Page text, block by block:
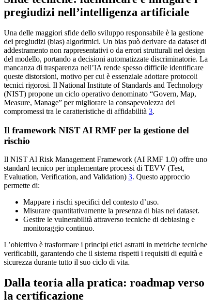
pregiudizi nell’intelligenza artificiale
Una delle maggiori sfide dello sviluppo responsabile è la gestione
dei pregiudizi (bias) algoritmici. Un bias può derivare da dataset di
addestramento non rappresentativi o da errori strutturali nel design
del modello, portando a decisioni automatizzate discriminatorie. La
mancanza di trasparenza nell’IA rende spesso difficile identificare
queste distorsioni, motivo per cui è essenziale adottare protocoli
tecnici rigorosi. Il National Institute of Standards and Technology
(NIST) propone un ciclo operativo denominato “Govern, Map,
Measure, Manage” per migliorare la consapevolezza dei
compromessi tra le caratteristiche di affidabilità 3.
Il framework NIST AI RMF per la gestione del
rischio
Il NIST AI Risk Management Framework (AI RMF 1.0) offre uno
standard tecnico per implementare processi di TEVV (Test,
Evaluation, Verification, and Validation) 3. Questo approccio
permette di:
Mappare i rischi specifici del contesto d’uso.
Misurare quantitativamente la presenza di bias nei dataset.
Gestire le vulnerabilità attraverso tecniche di debiasing e
monitoraggio continuo.
L’obiettivo è trasformare i principi etici astratti in metriche tecniche
verificabili, garantendo che il sistema rispetti i requisiti di equità e
sicurezza durante tutto il suo ciclo di vita.
Dalla teoria alla pratica: roadmap verso
la certificazione